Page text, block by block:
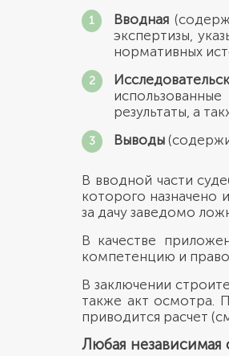
Вводная
экспертизы,
нормативных
результаты, а
Выводы
В вводной части
которого назначено
за дачу заведомо
В качестве
компетенцию и
В заключении
также акт осмотра.
приводится расчет
Любая независимая